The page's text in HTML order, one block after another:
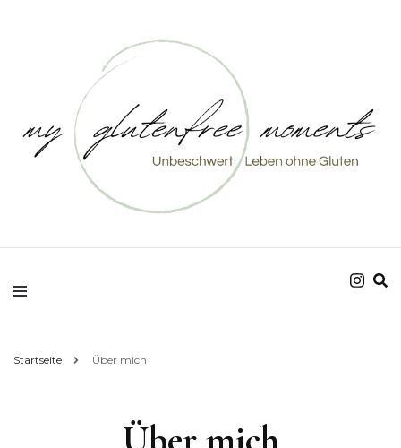
my glutenfree
Startseite Über mich